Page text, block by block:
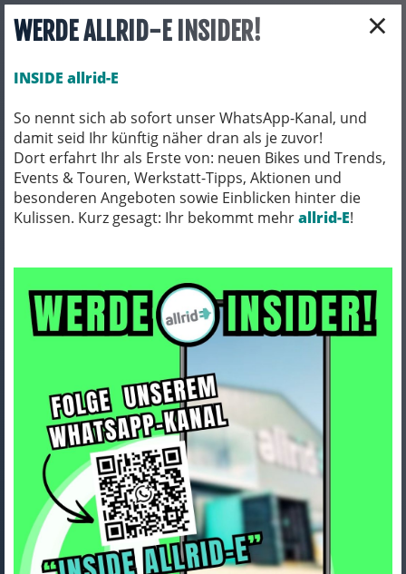
×
WERDE ALLRID-E INSIDER!
INSIDE allrid-E
So nennt sich ab sofort unser WhatsApp-Kanal, und
damit seid Ihr künftig näher dran als je zuvor!
Dort erfahrt Ihr als Erste von: neuen Bikes und Trends,
Events & Touren, Werkstatt-Tipps, Aktionen und
besonderen Angeboten sowie Einblicken hinter die
Kulissen. Kurz gesagt: Ihr bekommt mehrallrid-E!
Toggle navigation
FAHRRADZUBEHÖR PACKTASCHEN / ORTLIEB